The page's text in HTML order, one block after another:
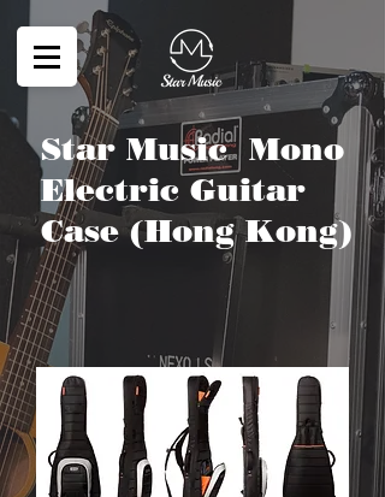
Star Music Mono
Electric Guitar
Case (Hong Kong)